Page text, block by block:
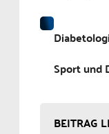
Sport und
BEITRAG